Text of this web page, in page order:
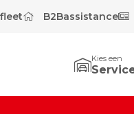
B2Bassistance
Kies een